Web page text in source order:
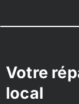
Votre
local